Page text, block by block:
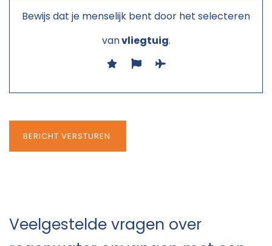
Bewijs dat je menselijk bent door het selecteren
vanvliegtuig.
Veelgestelde vragen over